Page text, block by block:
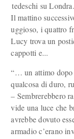
tedeschi su Londra.
Il mattino
uggioso, i quattro
Lucy trova un
cappotti e...
“… un attimo
qualcosa di duro,
– Sembrerebbero
vide una luce che
avrebbe dovuto
armadio c’erano